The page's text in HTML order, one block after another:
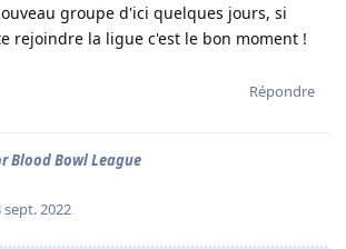
groupe d'ici quelques jours, si
rejoindre la ligue c'est le bon moment !
Répondre
Blood Bowl League
sept. 2022